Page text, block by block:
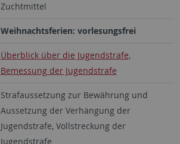
Zuchtmittel
Weihnachtsferien: vorlesungsfrei
Überblick über die Jugendstrafe,
Bemessung der Jugendstrafe
Strafaussetzung zur Bewährung und
Aussetzung der Verhängung der
Jugendstrafe, Vollstreckung der
Jugendstrafe